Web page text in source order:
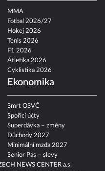
NEWS CENTER a.s.
MMA
Fotbal 2026/27
Hokej 2026
Tenis 2026
F1 2026
Atletika 2026
Cyklistika 2026
Ekonomika
Smrt OSVČ
Spořicí účty
Superdávka – změny
Důchody 2027
Minimální mzda 2027
Senior Pas – slevy